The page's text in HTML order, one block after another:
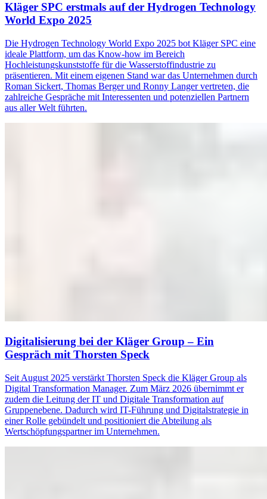
Kläger SPC erstmals auf der Hydrogen Technology
World Expo 2025
Die Hydrogen Technology World Expo 2025 bot Kläger SPC eine
ideale Plattform, um das Know-how im Bereich
Hochleistungskunststoffe für die Wasserstoffindustrie zu
präsentieren. Mit einem eigenen Stand war das Unternehmen durch
Roman Sickert, Thomas Berger und Ronny Langer vertreten, die
zahlreiche Gespräche mit Interessenten und potenziellen Partnern
aus aller Welt führten.
Digitalisierung bei der Kläger Group – Ein
Gespräch mit Thorsten Speck
Seit August 2025 verstärkt Thorsten Speck die Kläger Group als
Digital Transformation Manager. Zum März 2026 übernimmt er
zudem die Leitung der IT und Digitale Transformation auf
Gruppenebene. Dadurch wird IT-Führung und Digitalstrategie in
einer Rolle gebündelt und positioniert die Abteilung als
Wertschöpfungspartner im Unternehmen.